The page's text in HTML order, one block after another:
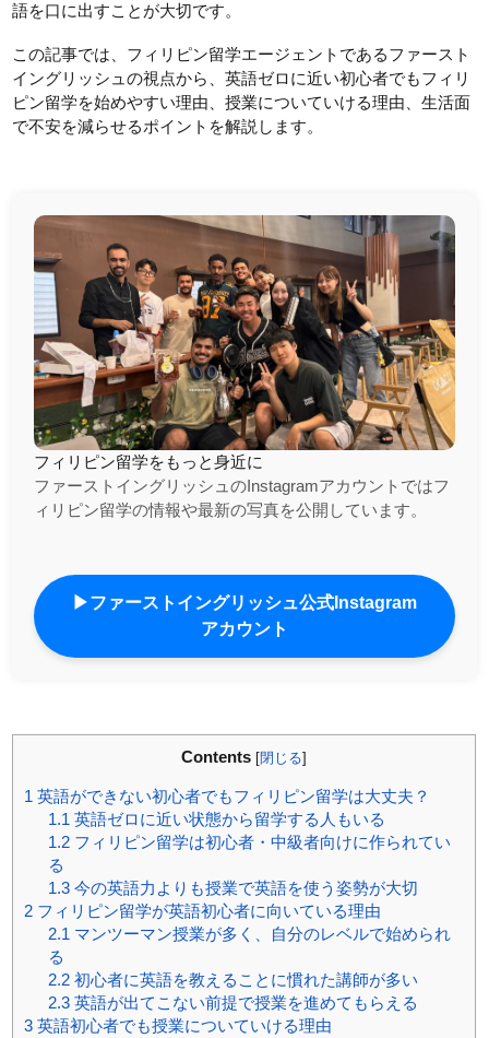
語を口に出すことが大切です。
この記事では、フィリピン留学エージェントであるファースト
イングリッシュの視点から、英語ゼロに近い初心者でもフィリ
ピン留学を始めやすい理由、授業についていける理由、生活面
で不安を減らせるポイントを解説します。
フィリピン留学をもっと身近に
ファーストイングリッシュのInstagramアカウントではフ
ィリピン留学の情報や最新の写真を公開しています。
▶ファーストイングリッシュ公式Instagram
アカウント
Contents [閉じる]
1 英語ができない初心者でもフィリピン留学は大丈夫？
1.1 英語ゼロに近い状態から留学する人もいる
1.2 フィリピン留学は初心者・中級者向けに作られてい
る
1.3 今の英語力よりも授業で英語を使う姿勢が大切
2 フィリピン留学が英語初心者に向いている理由
2.1 マンツーマン授業が多く、自分のレベルで始められ
る
2.2 初心者に英語を教えることに慣れた講師が多い
2.3 英語が出てこない前提で授業を進めてもらえる
3 英語初心者でも授業についていける理由